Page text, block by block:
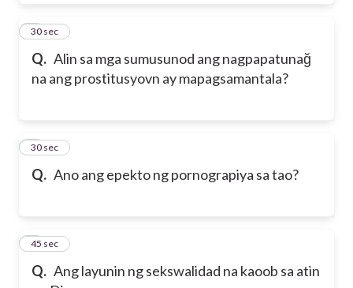
Q. Alin sa mga sumusunod ang nagpapatunağ
na ang prostitusyovn ay mapagsamantala?
5
30 sec
Q. Ano ang epekto ng pornograpiya sa tao?
6
30 sec
Q. Ang layunin ng sekswalidad na kaoob sa atin
7
45 sec